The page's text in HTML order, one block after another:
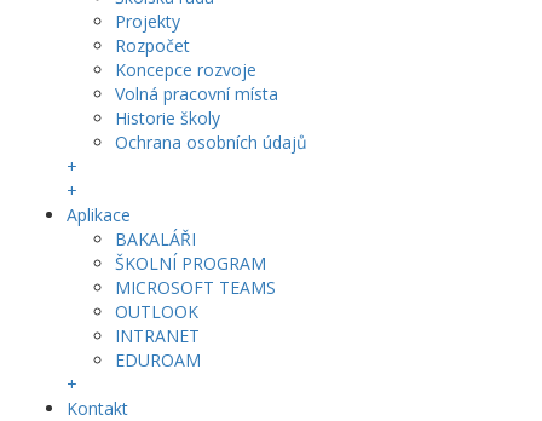
Projekty
Rozpočet
Koncepce rozvoje
Volná pracovní místa
Historie školy
Ochrana osobních údajů
+
+
Aplikace
BAKALÁŘI
ŠKOLNÍ PROGRAM
MICROSOFT TEAMS
OUTLOOK
INTRANET
EDUROAM
+
Kontakt